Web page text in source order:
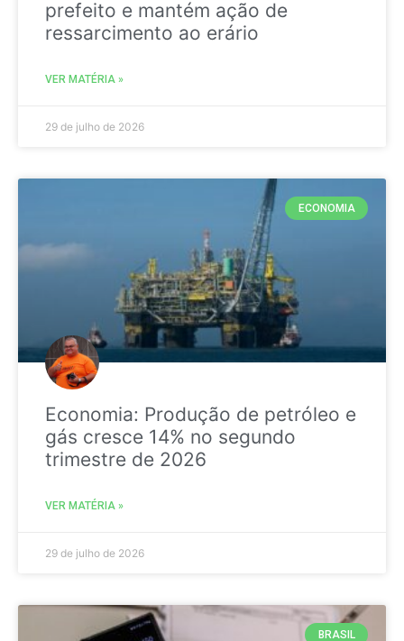
prefeito e mantém ação de
ressarcimento ao erário
VER MATÉRIA »
29 de julho de 2026
ECONOMIA
Economia: Produção de petróleo e
gás cresce 14% no segundo
trimestre de 2026
VER MATÉRIA »
29 de julho de 2026
BRASIL